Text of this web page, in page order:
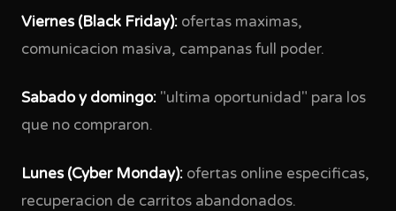
Viernes (Black Friday): ofertas maximas,
comunicacion masiva, campanas full poder.
Sabado y domingo: "ultima oportunidad" para los
que no compraron.
Lunes (Cyber Monday): ofertas online especificas,
recuperacion de carritos abandonados.